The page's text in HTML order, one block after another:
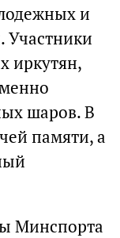
и
Участники
иркутян,
шаров. В
памяти, а
Минспорта